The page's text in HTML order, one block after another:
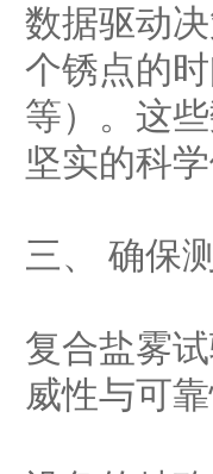
数据驱动
个锈点的
等）。这
坚实的科
三、 确保
复合盐雾
威性与可